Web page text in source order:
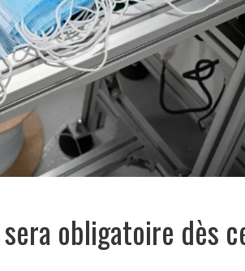
obligatoire dès